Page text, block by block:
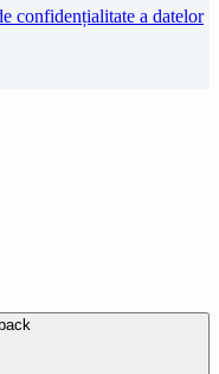
confidențialitate a datelor